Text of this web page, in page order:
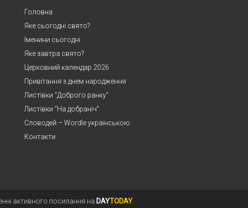
Головна
Яке сьогодні свято?
Іменини сьогодні
Яке завтра свято?
Церковний календар 2026
Привітання з днем народження
Листівки “Доброго ранку”
Листівки “На добраніч”
Словодей – Wordle українською
Контакти
активного посилання на DAYTODAY